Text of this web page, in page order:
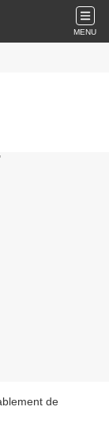
MENU
de